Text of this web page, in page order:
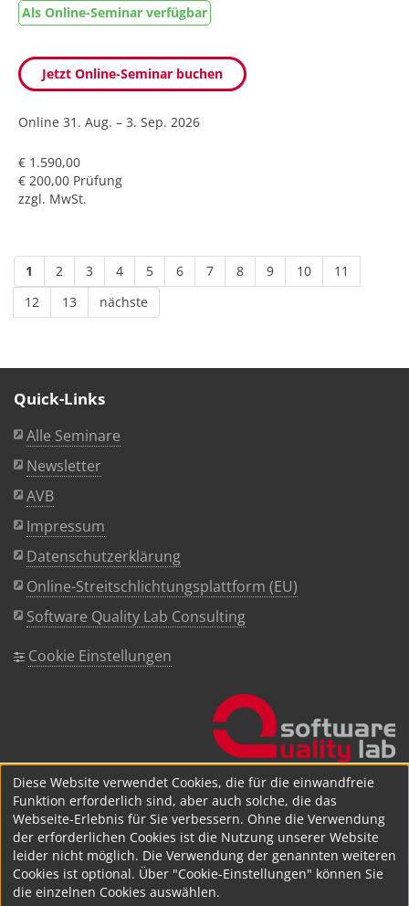
Als Online-Seminar verfügbar
Jetzt Online-Seminar buchen
Online 31. Aug. – 3. Sep. 2026
€ 1.590,00
€ 200,00 Prüfung
zzgl. MwSt.
1 2 3 4 5 6 7 8 9 10
11
12
13 nächste
Quick-Links
Alle Seminare
Newsletter
AVB
Impressum
Datenschutzerklärung
Online-Streitschlichtungsplattform (EU)
Software Quality Lab Consulting
Cookie Einstellungen
Diese Website verwendet Cookies, die für die einwandfreie
Funktion erforderlich sind, aber auch solche, die das
Webseite-Erlebnis für Sie verbessern. Ohne die Verwendung
der erforderlichen Cookies ist die Nutzung unserer Website
leider nicht möglich. Die Verwendung der genannten weiteren
Cookies ist optional. Über "Cookie-Einstellungen" können Sie
die einzelnen Cookies auswählen.